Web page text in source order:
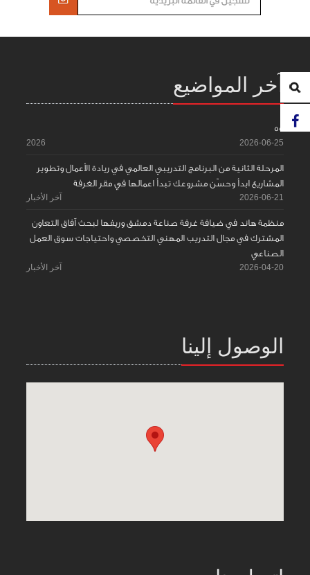
آخر المواضيع
55
2026-06-25
2026
المرحلة الثانية من البرنامج التدريبي العالمي في ريادة الأعمال وتطوير
المشاريع ابدأ وحسّن مشروعك تبدأ اعمالها في مقر الغرفة
2026-06-21 آخر الأخبار
منظمة هاند في ضيافة غرفة صناعة دمشق وريفها لبحث آفاق التعاون
المشترك في مجال التدريب المهني التخصصي واحتياجات سوق العمل
الصناعي
2026-04-20 آخر الأخبار
الوصول إلينا